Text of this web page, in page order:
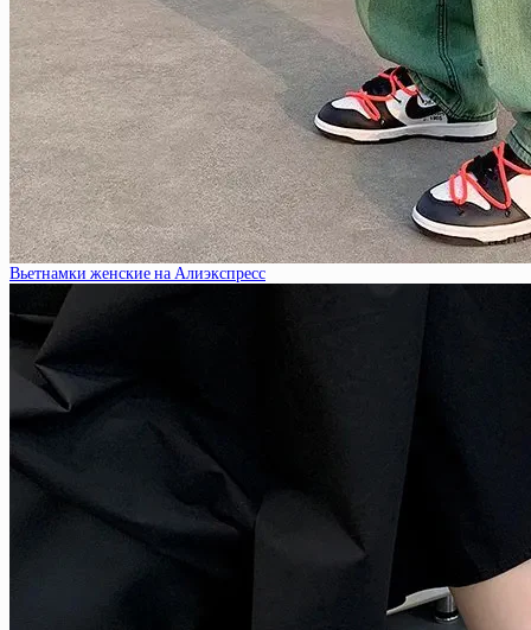
Вьетнамки женские на Алиэкспресс